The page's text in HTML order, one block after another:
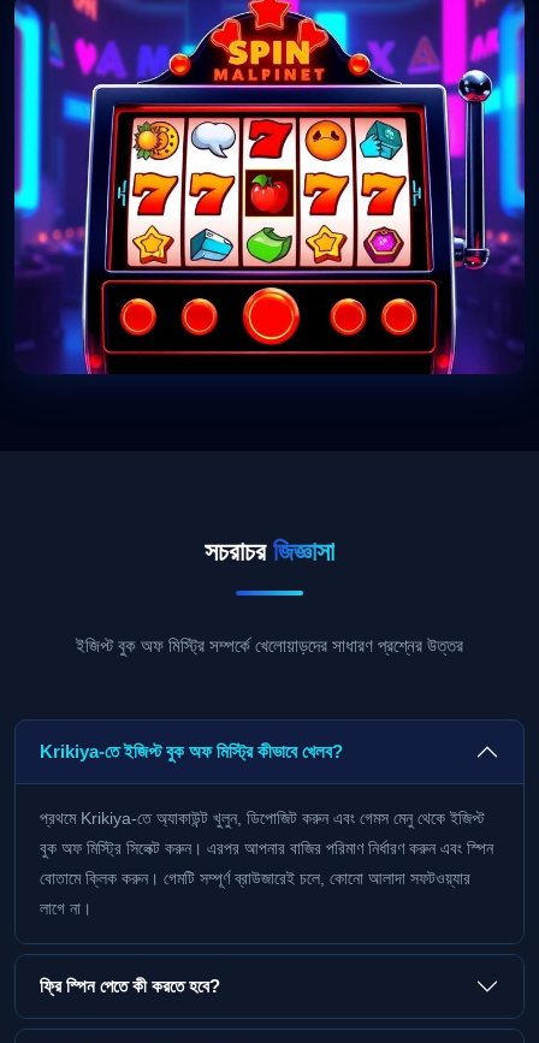
সচরাচর জিজ্ঞাসা
ইজিপ্ট বুক অফ মিস্ট্রি সম্পর্কে খেলোয়াড়দের সাধারণ প্রশ্নের উত্তর
Krikiya-তে ইজিপ্ট বুক অফ মিস্ট্রি কীভাবে খেলব?
প্রথমে Krikiya-তে অ্যাকাউন্ট খুলুন, ডিপোজিট করুন এবং গেমস মেনু থেকে ইজিপ্ট
বুক অফ মিস্ট্রি সিলেক্ট করুন। এরপর আপনার বাজির পরিমাণ নির্ধারণ করুন এবং স্পিন
বোতামে ক্লিক করুন। গেমটি সম্পূর্ণ ব্রাউজারেই চলে, কোনো আলাদা সফটওয়্যার
লাগে না।
ফ্রি স্পিন পেতে কী করতে হবে?